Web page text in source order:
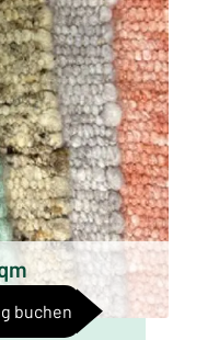
Wilton Teppiche
Kelim Teppiche
buchen